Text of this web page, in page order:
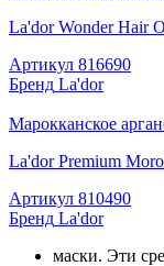
La'dor Wonder Hair
Артикул 816690
Бренд La'dor
Марокканское
La'dor Premium
Артикул 810490
Бренд La'dor
маски. Эти